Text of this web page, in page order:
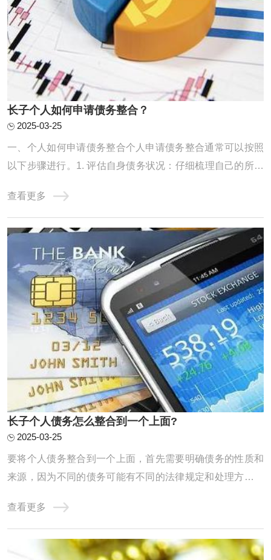
长子个人如何申请债务整合？
2025-03-25
一、个人如何申请债务整合个人申请债务整合通常可以按照
以下步骤进行。1. 评估自身债务状况：仔细梳理自己的所有
还款期限等信息，以便制定合理的整合计划。2. 寻找合适的
债务整合机构或方式：可以通过咨询金融机构、网上搜索等
方式，了解不同的债务整合途径，如债务协 ...
查看更多
‌长子个人债务怎么整合到一个上面?
2025-03-25
要将个人债务整合到一个上面，首先需要明确债务的性质和
来源，因为不同的债务可能有不同的法律规定和处理方式。
类单独个人债务：这是指仅由一个人承担的债务，不涉及其
他共同债务人。共同债务：在某些情况下，个人债务可能转
化为共同债务。例如，根据《中华人民共和国 ...
查看更多